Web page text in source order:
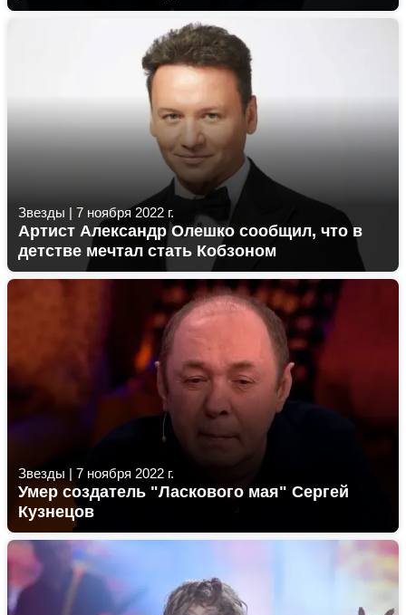
Звезды | 7 ноября 2022 г.
Артист Александр Олешко сообщил, что в
детстве мечтал стать Кобзоном
Звезды | 7 ноября 2022 г.
Умер создатель "Ласкового мая" Сергей
Кузнецов